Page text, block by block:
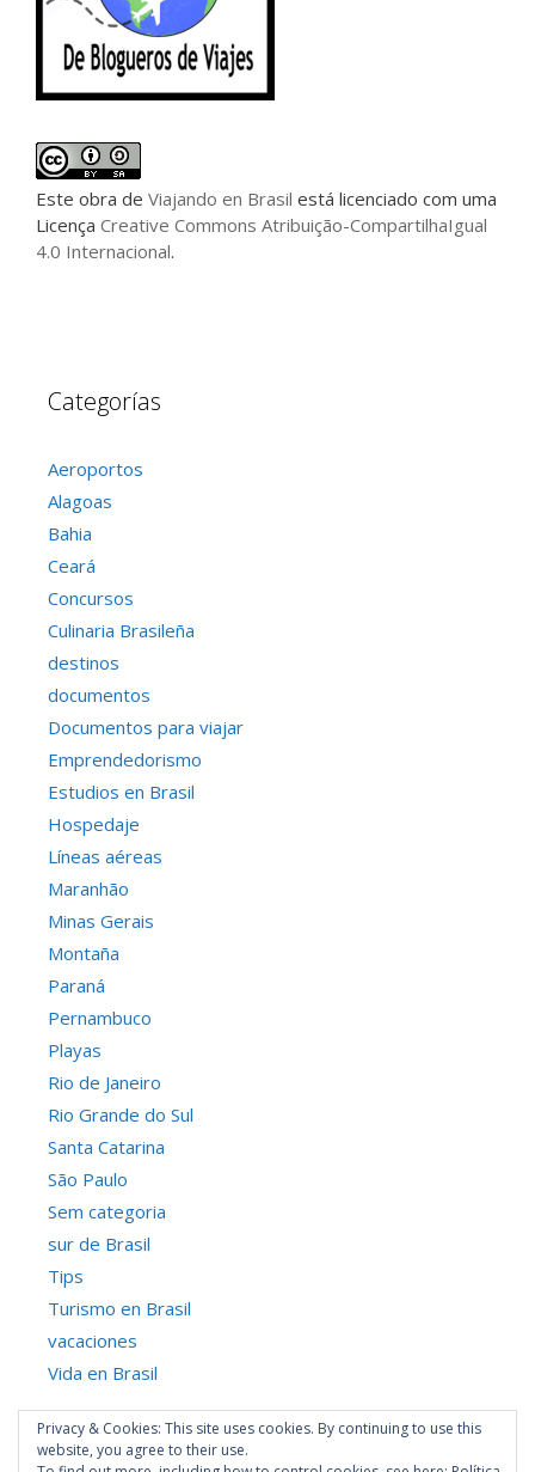
Este obra de Viajando en Brasil está licenciado com uma
Licença Creative Commons Atribuição-CompartilhaIgual
4.0 Internacional.
Categorías
Aeroportos
Alagoas
Bahia
Ceará
Concursos
Culinaria Brasileña
destinos
documentos
Documentos para viajar
Emprendedorismo
Estudios en Brasil
Hospedaje
Líneas aéreas
Maranhão
Minas Gerais
Montaña
Paraná
Pernambuco
Playas
Rio de Janeiro
Rio Grande do Sul
Santa Catarina
São Paulo
Sem categoria
sur de Brasil
Tips
Turismo en Brasil
vacaciones
Vida en Brasil
Privacy & Cookies: This site uses cookies. By continuing to use this
website, you agree to their use.